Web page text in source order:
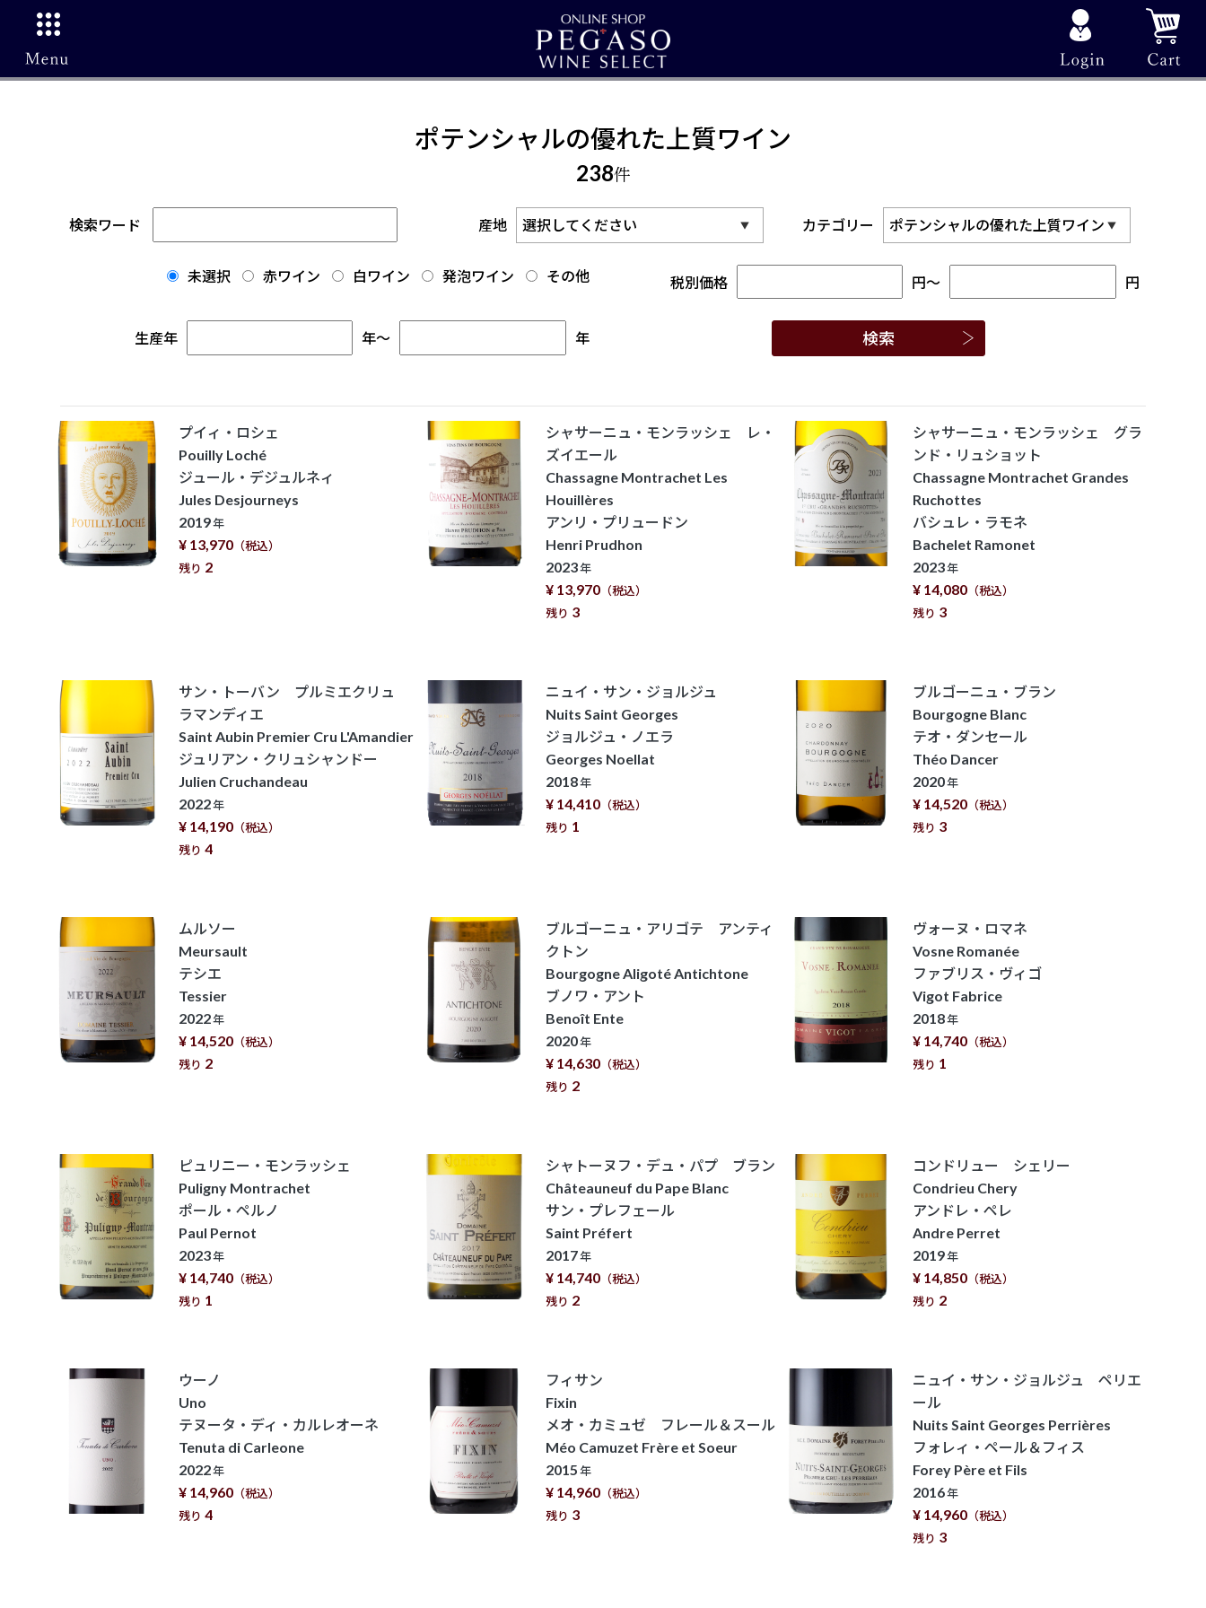
ポテンシャルの優れた上質ワイン
238件
検索ワード 産地 カテゴリー
未選択 赤ワイン 白ワイン 発泡ワイン その他 税別価格 円～ 円
生産年 年～ 年
プイィ・ロシェ
Pouilly Loché
ジュール・デジュルネィ
Jules Desjourneys
2019年
¥ 13,970 （税込）
残り 2
シャサーニュ・モンラッシェ レ・
ズイエール
Chassagne Montrachet Les
Houillères
アンリ・プリュードン
Henri Prudhon
2023年
¥ 13,970（税込）
残り 3
シャサーニュ・モンラッシェ グラ
ンド・リュショット
Chassagne Montrachet Grandes
Ruchottes
バシュレ・ラモネ
Bachelet Ramonet
2023年
¥ 14,080（税込）
残り 3
サン・トーバン プルミエクリュ
ラマンディエ
Saint Aubin Premier Cru L'Amandier
ジュリアン・クリュシャンドー
Julien Cruchandeau
2022年
¥ 14,190 （税込）
残り 4
ニュイ・サン・ジョルジュ
Nuits Saint Georges
ジョルジュ・ノエラ
Georges Noellat
2018年
¥ 14,410（税込）
残り 1
ブルゴーニュ・ブラン
Bourgogne Blanc
テオ・ダンセール
Théo Dancer
2020年
¥ 14,520（税込）
残り 3
ムルソー
Meursault
テシエ
Tessier
2022年
¥ 14,520 （税込）
残り 2
ブルゴーニュ・アリゴテ アンティ
クトン
Bourgogne Aligoté Antichtone
ブノワ・アント
Benoît Ente
2020年
¥ 14,630（税込）
残り 2
ヴォーヌ・ロマネ
Vosne Romanée
ファブリス・ヴィゴ
Vigot Fabrice
2018年
¥ 14,740（税込）
残り 1
ピュリニー・モンラッシェ
Puligny Montrachet
ポール・ペルノ
Paul Pernot
2023年
¥ 14,740 （税込）
残り 1
シャトーヌフ・デュ・パプ ブラン
Châteauneuf du Pape Blanc
サン・プレフェール
Saint Préfert
2017年
¥ 14,740（税込）
残り 2
コンドリュー シェリー
Condrieu Chery
アンドレ・ペレ
Andre Perret
2019年
¥ 14,850（税込）
残り 2
ウーノ
Uno
テヌータ・ディ・カルレオーネ
Tenuta di Carleone
2022年
¥ 14,960 （税込）
残り 4
フィサン
Fixin
メオ・カミュゼ フレール＆スール
Méo Camuzet Frère et Soeur
2015年
¥ 14,960（税込）
残り 3
ニュイ・サン・ジョルジュ ペリエ
ール
Nuits Saint Georges Perrières
フォレィ・ペール＆フィス
Forey Père et Fils
2016年
¥ 14,960（税込）
残り 3